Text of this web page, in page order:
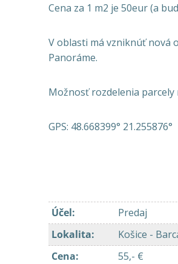
Cena za 1 m2 je 50eur (a
V oblasti má vzniknúť nová
Panoráme.
Možnosť rozdelenia parcely
GPS: 48.668399° 21.255876°
Účel:
Predaj
Lokalita:
Košice -
Cena:
55,- €